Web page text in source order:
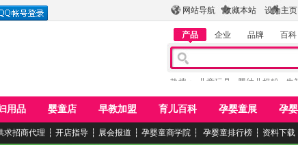
网站导航 收藏本站 设为主页
产品 企业 品牌 百科
热搜： 儿童玩具 婴幼儿奶粉 牛
用品 婴童店 早教加盟 育儿百科 孕婴童展 孕
求招商代理 ┆ 开店指导 ┆ 展会报道 ┆ 孕婴童商学院 ┆ 孕婴童排行榜 ┆ 资料下载